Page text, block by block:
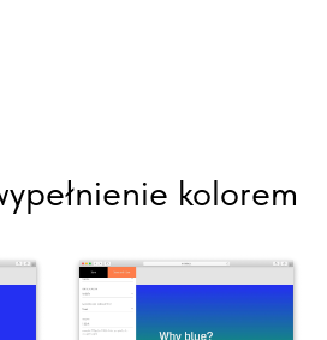
kolorem